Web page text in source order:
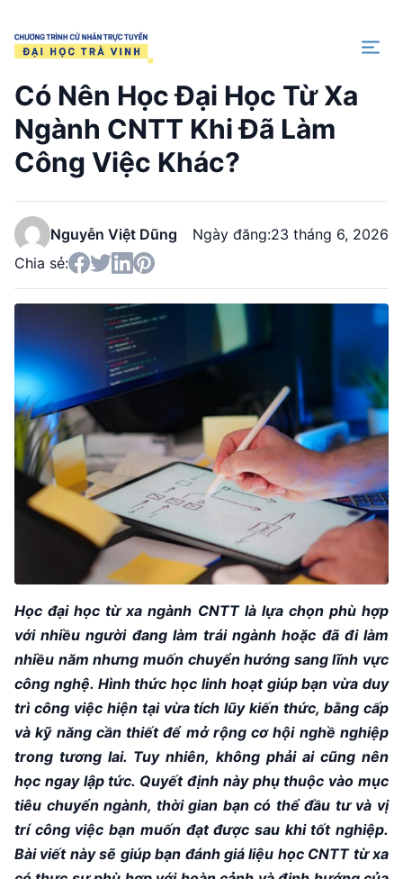
Trang chủ
Có Nên Học Đại Học Từ Xa
Ngành CNTT Khi Đã Làm
Công Việc Khác?
Nguyễn Việt Dũng Ngày đăng:23 tháng 6, 2026
Chia sẻ:
Học đại học từ xa ngành CNTT là lựa chọn phù hợp
với nhiều người đang làm trái ngành hoặc đã đi làm
nhiều năm nhưng muốn chuyển hướng sang lĩnh vực
công nghệ. Hình thức học linh hoạt giúp bạn vừa duy
trì công việc hiện tại vừa tích lũy kiến thức, bằng cấp
và kỹ năng cần thiết để mở rộng cơ hội nghề nghiệp
trong tương lai. Tuy nhiên, không phải ai cũng nên
học ngay lập tức. Quyết định này phụ thuộc vào mục
tiêu chuyển ngành, thời gian bạn có thể đầu tư và vị
trí công việc bạn muốn đạt được sau khi tốt nghiệp.
Bài viết này sẽ giúp bạn đánh giá liệu học CNTT từ xa